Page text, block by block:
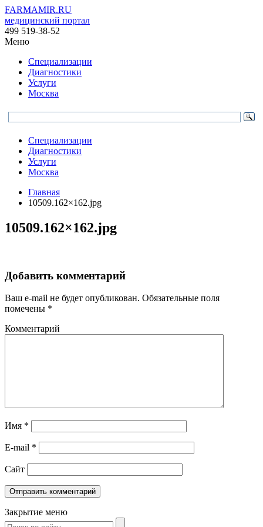
FARMAMIR.RU
медицинский портал
499 519-38-52
Меню
Специализации
Диагностики
Услуги
Москва
Специализации
Диагностики
Услуги
Москва
Главная
10509.162×162.jpg
10509.162×162.jpg
Добавить комментарий
Ваш e-mail не будет опубликован. Обязательные поля
помечены *
Комментарий
Имя *
E-mail *
Сайт
Закрытие меню